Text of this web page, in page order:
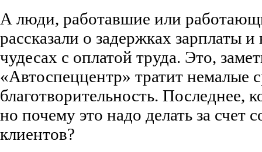
А люди, работавшие или
рассказали о задержках зарплаты
чудесах с оплатой труда. Это,
«Автоспеццентр» тратит немалые
благотворительность. Последнее,
но почему это надо делать за счет
клиентов?